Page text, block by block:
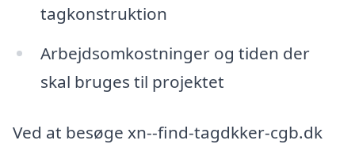
tagkonstruktion
Arbejdsomkostninger og tiden der
skal bruges til projektet
Ved at besøge xn--find-tagdkker-cgb.dk